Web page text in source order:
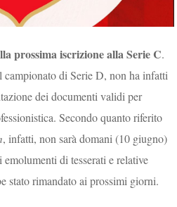
prossima iscrizione alla Serie C.
di Serie D, non ha infatti
dei documenti validi per
Secondo quanto riferito
, infatti, non sarà domani (10 giugno)
di tesserati e relative
stato rimandato ai prossimi giorni.